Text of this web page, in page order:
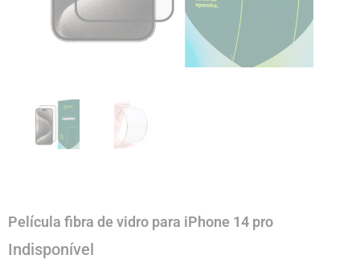
Película fibra de vidro para iPhone 14 pro